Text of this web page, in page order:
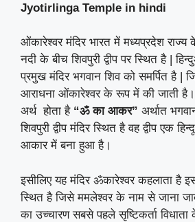
Jyotirlinga Temple in hindi
ओंकारेश्वर मंदिर भारत में मध्यप्रदेश राज्य
नदी के बीच शिवपुरी द्वीप पर स्थित है |
प्रमुख मंदिर भगवान शिव को समर्पित है |
आराधना ओंकारेश्वर के रूप में की जाती है।
अर्थ होता है “ॐ का आकर” अर्थात
शिवपुरी द्वीप मंदिर स्थित है वह द्वीप एक
आकार में बना हुआ है।
इसीलिए यह मंदिर ॐकारेश्वर कहलाता है
स्थित है जिसे ममलेश्वर के नाम से जाना
का उच्चारण सबसे पहले सृष्टिकर्ता